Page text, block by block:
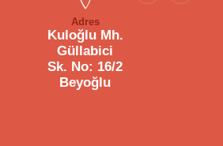
Adres
Kuloğlu Mh.
Güllabici
Sk. No: 16/2
Beyoğlu